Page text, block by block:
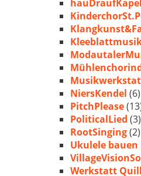
NiersKendel (6)
PitchPlease
PoliticalLied (3)
RootSinging(2)
Ukulele
Werkstatt